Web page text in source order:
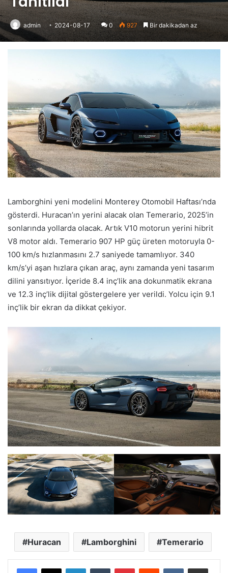
admin 2024-08-17 0 927 Bir dakikadan az
Lamborghini yeni modelini Monterey Otomobil Haftası’nda
gösterdi. Huracan’ın yerini alacak olan Temerario, 2025’in
sonlarında yollarda olacak. Artık V10 motorun yerini hibrit
V8 motor aldı. Temerario 907 HP güç üreten motoruyla 0-
100 km/s hızlanmasını 2.7 saniyede tamamlıyor. 340
km/s’yi aşan hızlara çıkan araç, aynı zamanda yeni tasarım
dilini yansıtıyor. İçeride 8.4 inç’lik ana dokunmatik ekrana
ve 12.3 inç’lik dijital göstergelere yer verildi. Yolcu için 9.1
inç’lik bir ekran da dikkat çekiyor.
Huracan Lamborghini Temerario
LinkedInTumblr PinterestReddit VKontakteE-Posta ile paylaş